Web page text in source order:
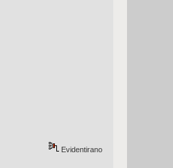
Evidentirano